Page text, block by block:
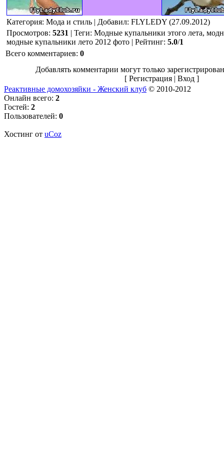
Категория: Мода и стиль | Добавил: FLYLEDY (27.09.2012)
Просмотров: 5231 | Теги: Модные купальники этого лета,
модные купальники лето 2012 фото | Рейтинг: 5.0/1
Всего комментариев: 0
Добавлять комментарии могут только
[ Регистрация| Вход]
Реактивные домохозяйки - Женский клуб © 2010-2012
Онлайн всего: 2
Гостей: 2
Пользователей: 0
Хостинг от uCoz